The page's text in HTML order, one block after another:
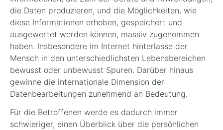
die Daten produzieren, und die Möglichkeiten, wie
diese Informationen erhoben, gespeichert und
ausgewertet werden können, massiv zugenommen
haben. Insbesondere im Internet hinterlasse der
Mensch in den unterschiedlichsten Lebensbereichen
bewusst oder unbewusst Spuren. Darüber hinaus
gewinne die internationale Dimension der
Datenbearbeitungen zunehmend an Bedeutung.
Für die Betroffenen werde es dadurch immer
schwieriger, einen Überblick über die persönlichen